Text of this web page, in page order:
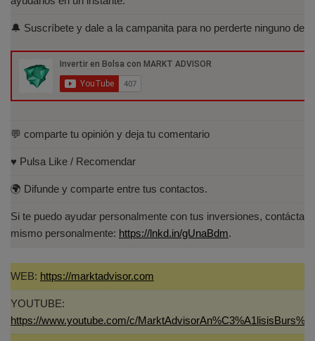
Cuantitativo (IEB).
Licenciado en Informática por la Universidad
Politécnica de Madrid(UPM)
🔔 Suscríbete y dale a la campanita para no perderte ninguno de
💬 comparte tu opinión y deja tu comentario
♥️ Pulsa Like / Recomendar
🌍 Difunde y comparte entre tus contactos.
Si te puedo ayudar personalmente con tus inversiones,
mismo personalmente: https://lnkd.in/gUnaBdm.
WEB: https://marktadvisor.com
YOUTUBE:
https://www.youtube.com/c/